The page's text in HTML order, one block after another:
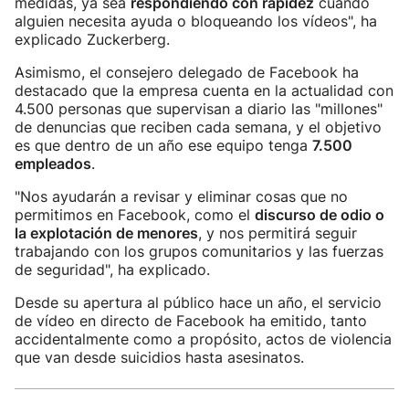
alguien necesita ayuda o bloqueando los vídeos", ha
explicado Zuckerberg.
Asimismo, el consejero delegado de Facebook ha
destacado que la empresa cuenta en la actualidad con
4.500 personas que supervisan a diario las "millones"
de denuncias que reciben cada semana, y el objetivo
es que dentro de un año ese equipo tenga 7.500
empleados.
"Nos ayudarán a revisar y eliminar cosas que no
permitimos en Facebook, como el discurso de odio o
la explotación de menores, y nos permitirá seguir
trabajando con los grupos comunitarios y las fuerzas
de seguridad", ha explicado.
Desde su apertura al público hace un año, el servicio
de vídeo en directo de Facebook ha emitido, tanto
accidentalmente como a propósito, actos de violencia
que van desde suicidios hasta asesinatos.